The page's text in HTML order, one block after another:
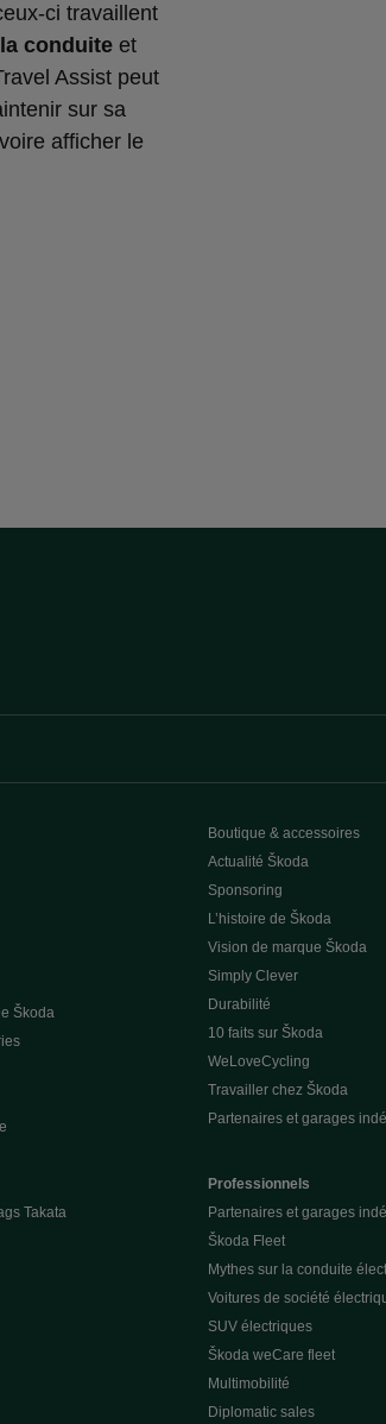
ci travaillent
conduiteet
Assist peut
sur sa
afficher le
Škoda
Takata
Boutique & accessoires
Actualité Škoda
Sponsoring
L’histoire de Škoda
Vision de marque Škoda
Simply Clever
Durabilité
10 faits sur Škoda
WeLoveCycling
Travailler chez Škoda
Partenaires et garages
Professionnels
Partenaires et garages
Škoda Fleet
Mythes sur la conduite
Voitures de société
SUV électriques
Škoda weCare fleet
Multimobilité
Diplomatic sales